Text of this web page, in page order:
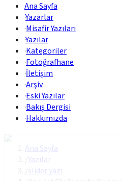
Ana Sayfa
·Yazarlar
·Misafir Yazıları
·Yazılar
·Kategoriler
·Fotoğrafhane
·İletişim
·Arşiv
·Eski Yazılar
·Bakış Dergisi
·Hakkımızda
Ana Sayfa
Yazılar
slider yazı